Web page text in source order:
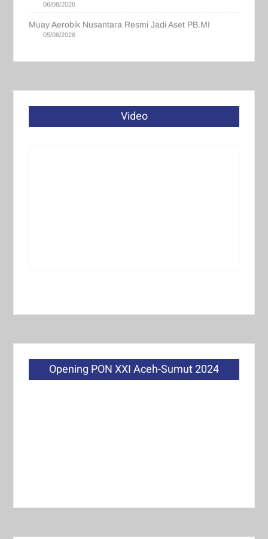
06/08/2026
Muay Aerobik Nusantara Resmi Jadi Aset PB.MI
05/08/2026
Video
Opening PON XXI Aceh-Sumut 2024